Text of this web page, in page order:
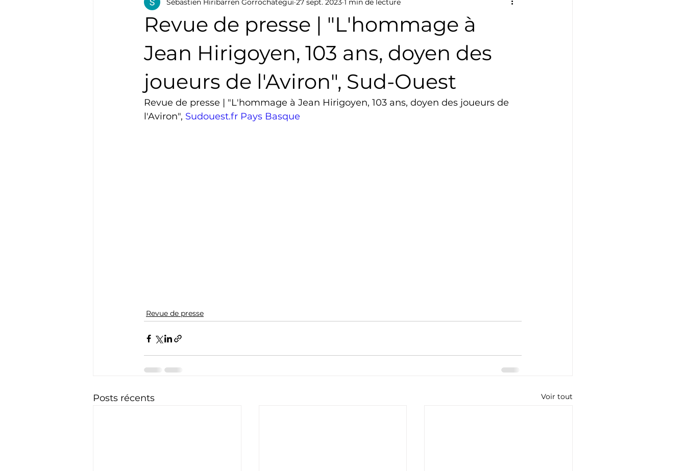
Omnisports Partenariat Pelote Pentathlon Pirogue Sport santé
Natation Tennis Revue de presse Escalade Athlétisme
Cyclotourisme Surf Basket Partenariat
Revue de presse | "L'hommage à
Jean Hirigoyen, 103 ans, doyen des
joueurs de l'Aviron", Sud-Ouest
Revue de presse | "L'hommage à Jean Hirigoyen, 103 ans, doyen des joueurs de
l'Aviron", Sudouest.fr Pays Basque
Revue de presse
Posts récents Voir tout